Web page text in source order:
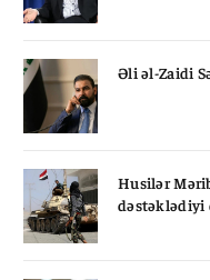
Əli əl-Zaidi
Husilər
dəstəklədiyi